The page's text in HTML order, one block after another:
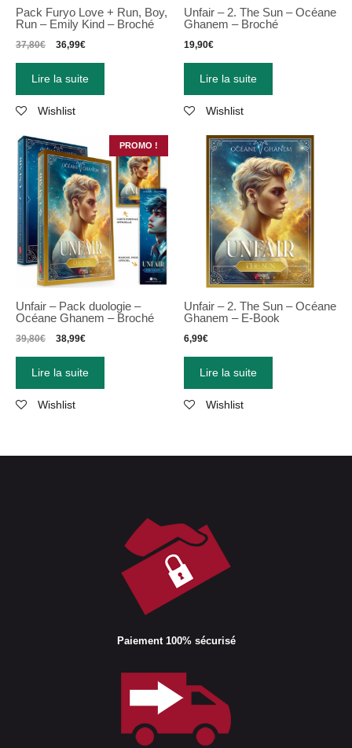
Pack Furyo Love + Run, Boy,
Run – Emily Kind – Broché
37,80€ 36,99€
Lire la suite
Wishlist
Unfair – 2. The Sun – Océane
Ghanem – Broché
19,90€
Lire la suite
Wishlist
PROMO !
Unfair – Pack duologie –
Océane Ghanem – Broché
39,80€ 38,99€
Lire la suite
Wishlist
Unfair – 2. The Sun – Océane
Ghanem – E-Book
6,99€
Lire la suite
Wishlist
Paiement 100% sécurisé